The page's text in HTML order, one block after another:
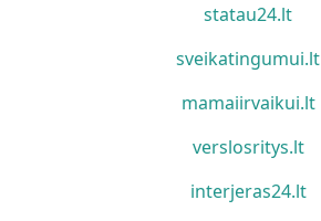
statau24.lt
sveikatingumui.lt
mamaiirvaikui.lt
verslosritys.lt
interjeras24.lt